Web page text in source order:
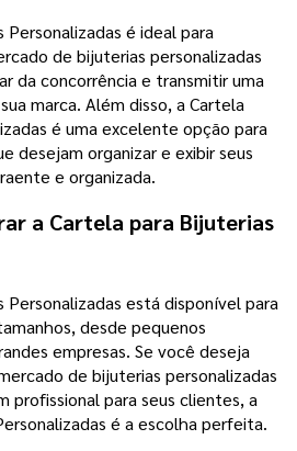
é ideal para
de bijuterias personalizadas
da concorrência e transmitir uma
marca. Além disso, a Cartela
é uma excelente opção para
desejam organizar e exibir seus
e organizada.
a Cartela para Bijuterias
Personalizadas está disponível para
desde pequenos
empresas. Se você deseja
de bijuterias personalizadas
profissional para seus clientes, a
é a escolha perfeita.